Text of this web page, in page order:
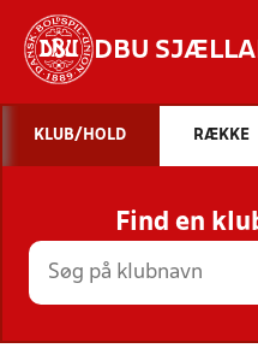
DBU
STILLINGER,
KLUB/HOLD RÆKKE
Find en